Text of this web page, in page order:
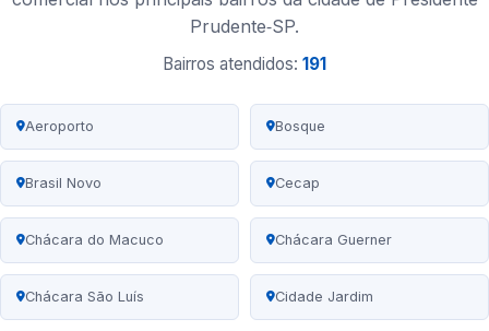
Prudente‑SP.
Bairros atendidos: 191
Aeroporto Bosque
Brasil Novo Cecap
Chácara do Macuco Chácara Guerner
Chácara São Luís Cidade Jardim